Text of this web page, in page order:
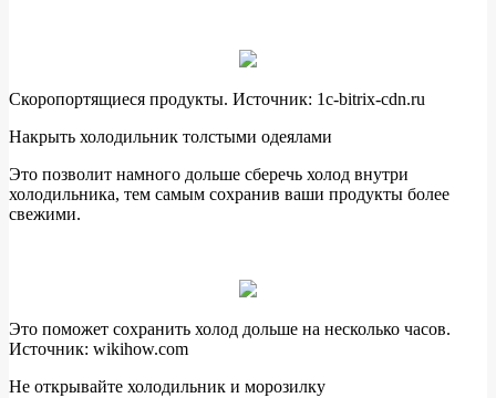
Скоропортящиеся продукты. Источник: 1c-bitrix-cdn.ru
Накрыть холодильник толстыми одеялами
Это позволит намного дольше сберечь холод внутри
холодильника, тем самым сохранив ваши продукты более
свежими.
Это поможет сохранить холод дольше на несколько часов.
Источник: wikihow.com
Не открывайте холодильник и морозилку